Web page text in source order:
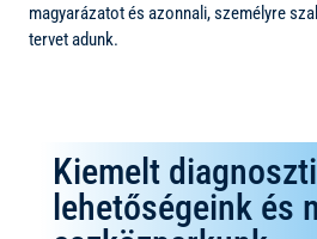
magyarázatot és azonnali, személyre
tervet adunk.
Kiemelt
lehetőségeink és